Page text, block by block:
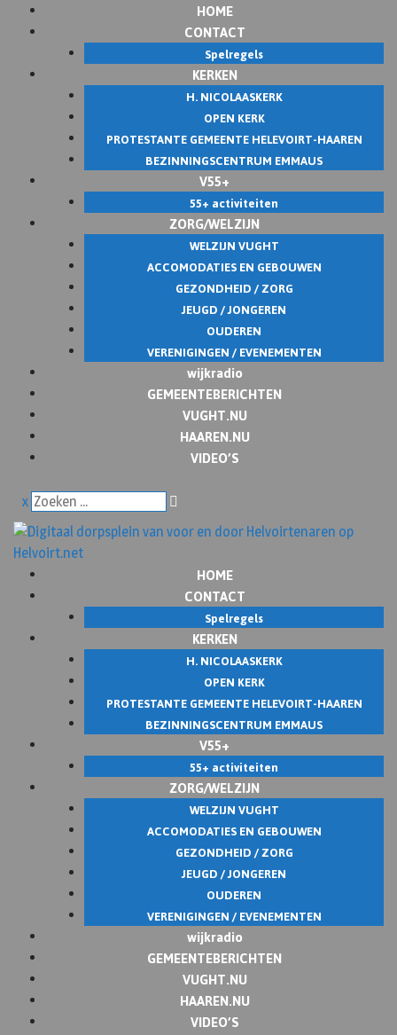
HOME
CONTACT
Spelregels
KERKEN
H. NICOLAASKERK
OPEN KERK
PROTESTANTE GEMEENTE HELEVOIRT-HAAREN
BEZINNINGSCENTRUM EMMAUS
V55+
55+ activiteiten
ZORG/WELZIJN
WELZIJN VUGHT
ACCOMODATIES EN GEBOUWEN
GEZONDHEID / ZORG
JEUGD / JONGEREN
OUDEREN
VERENIGINGEN / EVENEMENTEN
wijkradio
GEMEENTEBERICHTEN
VUGHT.NU
HAAREN.NU
VIDEO’S
x
HOME
CONTACT
Spelregels
KERKEN
H. NICOLAASKERK
OPEN KERK
PROTESTANTE GEMEENTE HELEVOIRT-HAAREN
BEZINNINGSCENTRUM EMMAUS
V55+
55+ activiteiten
ZORG/WELZIJN
WELZIJN VUGHT
ACCOMODATIES EN GEBOUWEN
GEZONDHEID / ZORG
JEUGD / JONGEREN
OUDEREN
VERENIGINGEN / EVENEMENTEN
wijkradio
GEMEENTEBERICHTEN
VUGHT.NU
HAAREN.NU
VIDEO’S